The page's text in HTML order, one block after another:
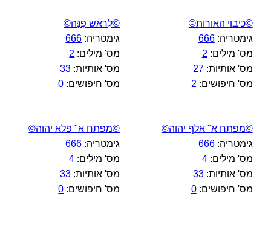
©כיבוי האורות©
גימטריה:666
מס' מילים: 2
מס' אותיות:27
מס' חיפושים: 2
©לְרֹאשׁ פִּנָּה©
גימטריה: 666
מס' מילים: 2
מס' אותיות: 33
מס' חיפושים: 0
©מפתח א" אלף יהוה©
גימטריה:666
מס' מילים:4
מס' אותיות:33
מס' חיפושים:0
©מפתח א" פלא יהוה©
גימטריה: 666
מס' מילים: 4
מס' אותיות: 33
מס' חיפושים: 0